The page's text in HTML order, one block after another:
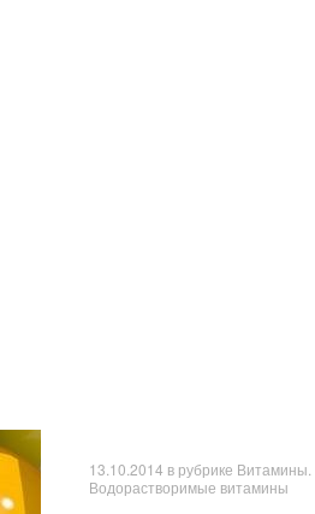
13.10.2014 в рубрике Витамины
Водорастворимые витамины